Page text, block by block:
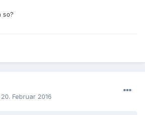
so?
20. Februar 2016